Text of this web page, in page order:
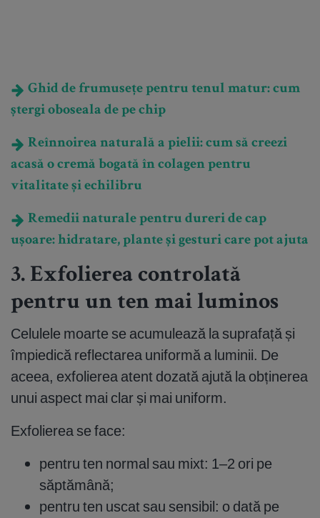
Ghid de frumusețe pentru tenul matur: cum
ștergi oboseala de pe chip
Reînnoirea naturală a pielii: cum să creezi
acasă o cremă bogată în colagen pentru
vitalitate și echilibru
Remedii naturale pentru dureri de cap
ușoare: hidratare, plante și gesturi care pot ajuta
3. Exfolierea controlată
pentru un ten mai luminos
Celulele moarte se acumulează la suprafață și
împiedică reflectarea uniformă a luminii. De
aceea, exfolierea atent dozată ajută la obținerea
unui aspect mai clar și mai uniform.
Exfolierea se face:
pentru ten normal sau mixt: 1–2 ori pe
săptămână;
pentru ten uscat sau sensibil: o dată pe